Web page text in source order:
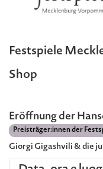
Festspiele
Shop
Eröffnung der
Preisträger:innen der
Giorgi Gigashvili & die